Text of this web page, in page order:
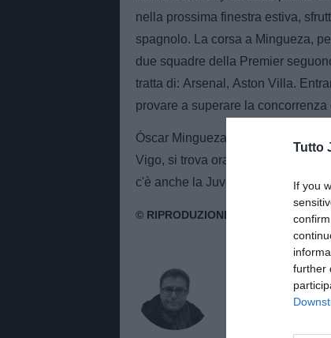
Tutto
If you
further
nella prossima finestra estiva,
spagnolo. La corsa a Mingueza,
due squadre della Premier
tratta di: Arsenal, Aston Villa.
provare a superare la
Óscar Mingueza, protagonista di
Vigo, si trova ora di fronte a una
c'è anche la Juventus che lo ha
Massimo
Giornalista di